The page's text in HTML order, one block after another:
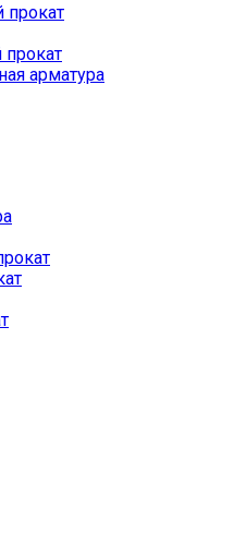
арматура